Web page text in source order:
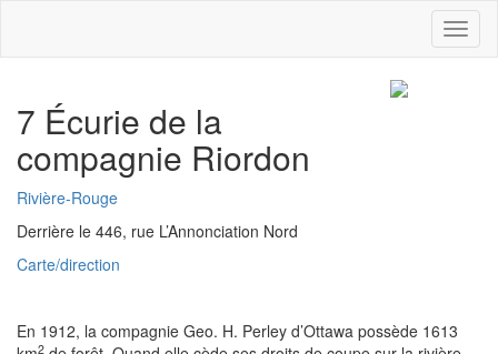
7 Écurie de la
compagnie Riordon
Rivière-Rouge
Derrière le 446, rue L’Annonciation Nord
Carte/direction
En 1912, la compagnie Geo. H. Perley d’Ottawa possède 1613
2